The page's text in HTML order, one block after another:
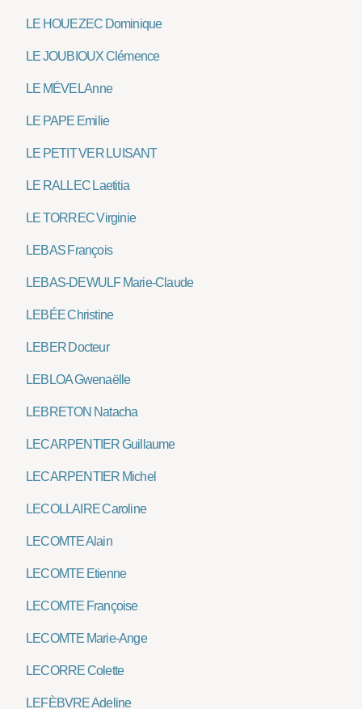
LE HOUEZEC Dominique
LE JOUBIOUX Clémence
LE MÉVEL Anne
LE PAPE Emilie
LE PETIT VER LUISANT
LE RALLEC Laetitia
LE TORREC Virginie
LEBAS François
LEBAS-DEWULF Marie-Claude
LEBÉE Christine
LEBER Docteur
LEBLOA Gwenaëlle
LEBRETON Natacha
LECARPENTIER Guillaume
LECARPENTIER Michel
LECOLLAIRE Caroline
LECOMTE Alain
LECOMTE Etienne
LECOMTE Françoise
LECOMTE Marie-Ange
LECORRE Colette
LEFÈBVRE Adeline